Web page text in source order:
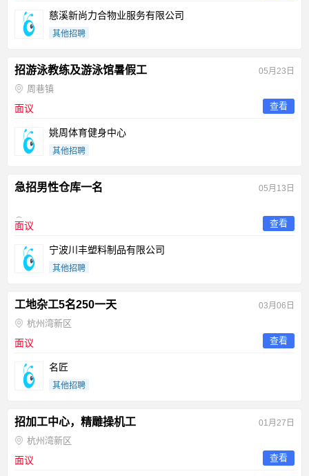
慈溪新尚力合物业服务有限公司
其他招聘
招游泳教练及游泳馆暑假工 05月23日
周巷镇
面议 查看
姚周体育健身中心
其他招聘
急招男性仓库一名 05月13日
面议 查看
宁波川丰塑料制品有限公司
其他招聘
工地杂工5名250一天 03月06日
杭州湾新区
面议 查看
名匠
其他招聘
招加工中心，精雕操机工 01月27日
杭州湾新区
面议 查看